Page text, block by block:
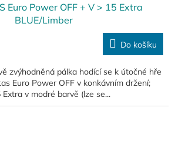
Euro Power OFF + V > 15 Extra
BLUE/Limber
Do košíku
zvýhodněná pálka hodící se k útočné hře
Euro Power OFF v konkávním držení;
v modré barvě (lze se...